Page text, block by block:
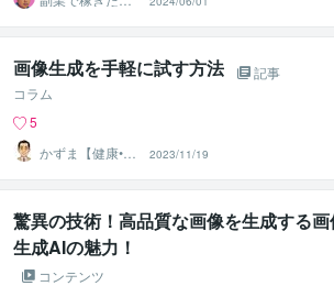
人の強い味方！
YAMA
画像生成を手軽に試す方法
記事
コラム
5
かずま【健康•防
災•DIY】
2023/11/19
驚異の技術！高品質な画像を生成する画
生成AIの魅力！
コンテンツ